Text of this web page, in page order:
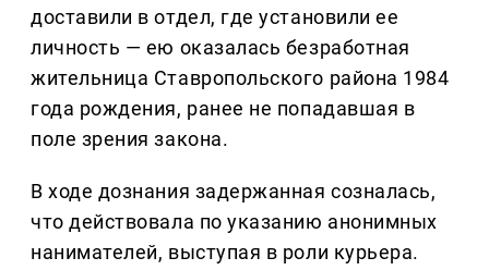
доставили в отдел, где установили ее
личность — ею оказалась безработная
жительница Ставропольского района 1984
года рождения, ранее не попадавшая в
поле зрения закона.
В ходе дознания задержанная созналась,
что действовала по указанию анонимных
нанимателей, выступая в роли курьера.